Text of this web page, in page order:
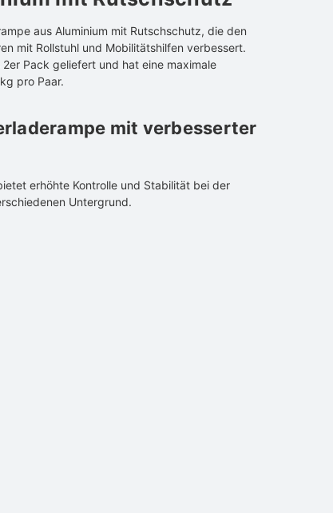
aus Aluminium mit Rutschschutz, die den
mit Rollstuhl und Mobilitätshilfen verbessert.
2er Pack geliefert und hat eine maximale
pro Paar.
mit verbesserter
erhöhte Kontrolle und Stabilität bei der
Untergrund.